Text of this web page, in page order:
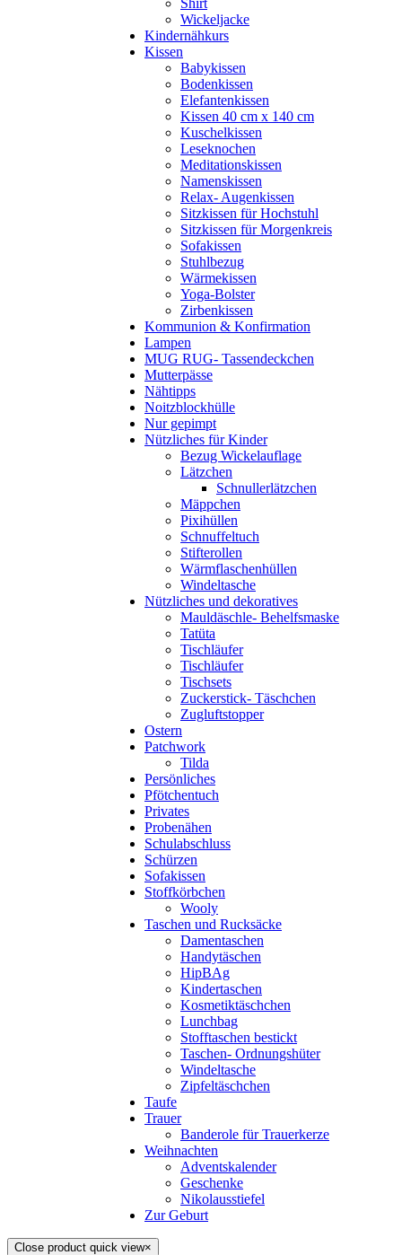
Shirt
Wickeljacke
Kindernähkurs
Kissen
Babykissen
Bodenkissen
Elefantenkissen
Kissen 40 cm x 140 cm
Kuschelkissen
Leseknochen
Meditationskissen
Namenskissen
Relax- Augenkissen
Sitzkissen für Hochstuhl
Sitzkissen für Morgenkreis
Sofakissen
Stuhlbezug
Wärmekissen
Yoga-Bolster
Zirbenkissen
Kommunion & Konfirmation
Lampen
MUG RUG- Tassendeckchen
Mutterpässe
Nähtipps
Noitzblockhülle
Nur gepimpt
Nützliches für Kinder
Bezug Wickelauflage
Lätzchen
Schnullerlätzchen
Mäppchen
Pixihüllen
Schnuffeltuch
Stifterollen
Wärmflaschenhüllen
Windeltasche
Nützliches und dekoratives
Mauldäschle- Behelfsmaske
Tatüta
Tischläufer
Tischläufer
Tischsets
Zuckerstick- Täschchen
Zugluftstopper
Ostern
Patchwork
Tilda
Persönliches
Pfötchentuch
Privates
Probenähen
Schulabschluss
Schürzen
Sofakissen
Stoffkörbchen
Wooly
Taschen und Rucksäcke
Damentaschen
Handytäschen
HipBAg
Kindertaschen
Kosmetiktäschchen
Lunchbag
Stofftaschen bestickt
Taschen- Ordnungshüter
Windeltasche
Zipfeltäschchen
Taufe
Trauer
Banderole für Trauerkerze
Weihnachten
Adventskalender
Geschenke
Nikolausstiefel
Zur Geburt
Close product quick view×